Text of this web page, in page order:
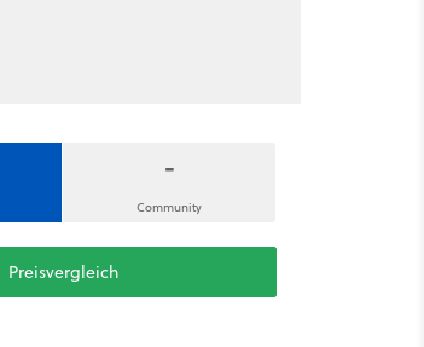
-
Community
Preisvergleich